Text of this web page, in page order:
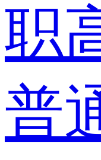
职
普